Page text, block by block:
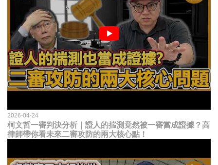
2026-04-24
柯文哲一審判決分析｜證人的揣測竟然被一審當成證據？高
律師帶你看未來二審攻防的兩大核心點！